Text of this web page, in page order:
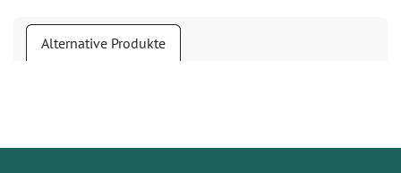
Alternative Produkte